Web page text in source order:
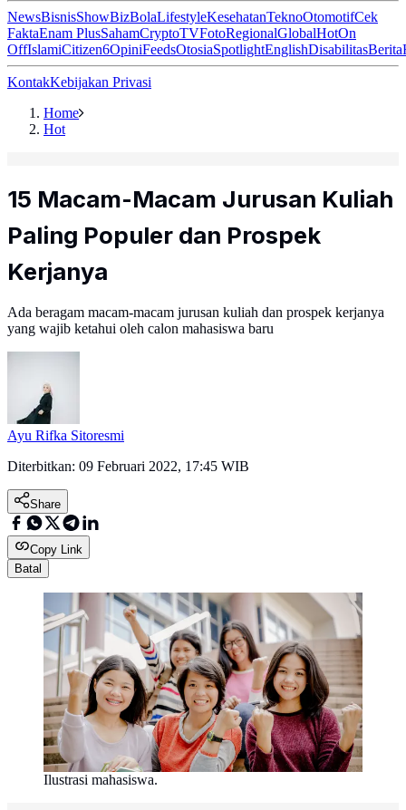
NewsBisnisShowBizBolaLifestyleKesehatanTeknoOtomotifCek
FaktaEnam PlusSahamCryptoTVFotoRegionalGlobalHotOn
OffIslamiCitizen6OpiniFeedsOtosiaSpotlightEnglishDisabilitasBerita
KontakKebijakan Privasi
Home
Hot
15 Macam-Macam Jurusan Kuliah
Paling Populer dan Prospek
Kerjanya
Ada beragam macam-macam jurusan kuliah dan prospek kerjanya
yang wajib ketahui oleh calon mahasiswa baru
Ayu Rifka Sitoresmi
Diterbitkan: 09 Februari 2022, 17:45 WIB
Share
Copy Link
Batal
Ilustrasi mahasiswa.